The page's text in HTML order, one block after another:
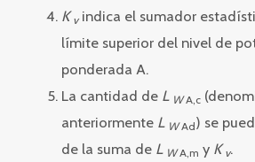
Kvindica el sumador
límite superior del nivel de
ponderada A.
La cantidad de L WA,c
anteriormente L WAd) se
de la suma de L WA,m y Kv.